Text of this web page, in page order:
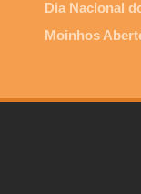
Dia Nacional
Moinhos